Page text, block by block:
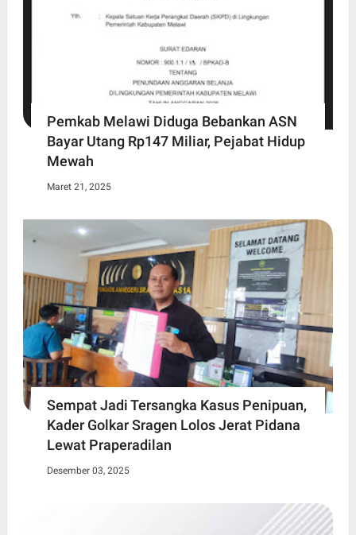
Pemkab Melawi Diduga Bebankan ASN
Bayar Utang Rp147 Miliar, Pejabat Hidup
Mewah
Maret 21, 2025
Sempat Jadi Tersangka Kasus Penipuan,
Kader Golkar Sragen Lolos Jerat Pidana
Lewat Praperadilan
Desember 03, 2025